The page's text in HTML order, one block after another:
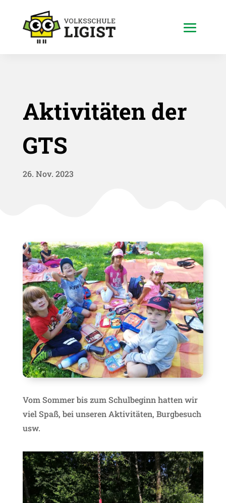
Aktivitäten der
GTS
26. Nov. 2023
Vom Sommer bis zum Schulbeginn hatten wir
viel Spaß, bei unseren Aktivitäten, Burgbesuch
usw.